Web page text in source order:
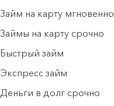
Займ на карту мгновенно
Займы на карту срочно
Быстрый займ
Экспресс займ
Деньги в долг срочно